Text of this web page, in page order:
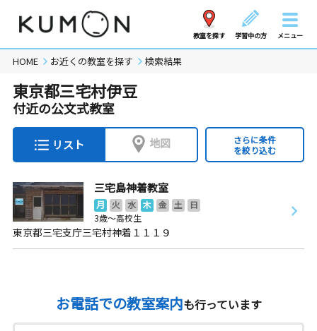
教室を探す 学習中の方 メニュー
HOME お近くの教室を探す 検索結果
東京都三宅村伊豆
付近の公文式教室
リスト 地図
さらに条件
を絞り込む
三宅島神着教室
月 火 水 木 金 土
日
3歳～高校生
東京都三宅支庁三宅村神着１１１９
お電話での教室案内も行っています